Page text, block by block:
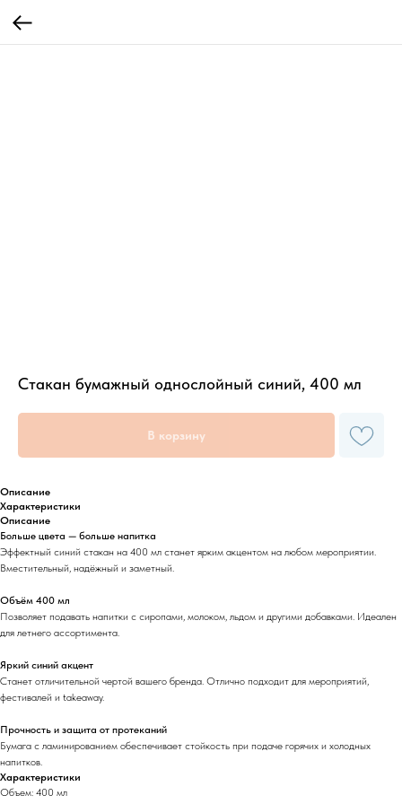
Стакан бумажный однослойный синий, 400 мл
В корзину
Описание
Характеристики
Описание
Больше цвета — больше напитка
Эффектный синий стакан на 400 мл станет ярким акцентом на любом мероприятии.
Вместительный, надёжный и заметный.
Объём 400 мл
Позволяет подавать напитки с сиропами, молоком, льдом и другими добавками. Идеален
для летнего ассортимента.
Яркий синий акцент
Станет отличительной чертой вашего бренда. Отлично подходит для мероприятий,
фестивалей и takeaway.
Прочность и защита от протеканий
Бумага с ламинированием обеспечивает стойкость при подаче горячих и холодных
напитков.
Характеристики
Объем: 400 мл